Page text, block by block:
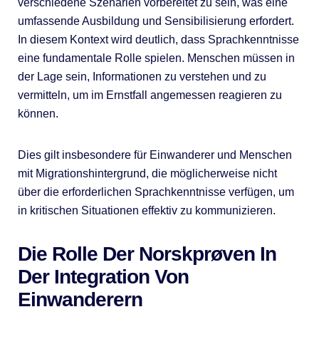
umfassende Ausbildung und Sensibilisierung erfordert.
In diesem Kontext wird deutlich, dass Sprachkenntnisse
eine fundamentale Rolle spielen. Menschen müssen in
der Lage sein, Informationen zu verstehen und zu
vermitteln, um im Ernstfall angemessen reagieren zu
können.
Dies gilt insbesondere für Einwanderer und Menschen
mit Migrationshintergrund, die möglicherweise nicht
über die erforderlichen Sprachkenntnisse verfügen, um
in kritischen Situationen effektiv zu kommunizieren.
Die Rolle Der Norskprøven In
Der Integration Von
Einwanderern